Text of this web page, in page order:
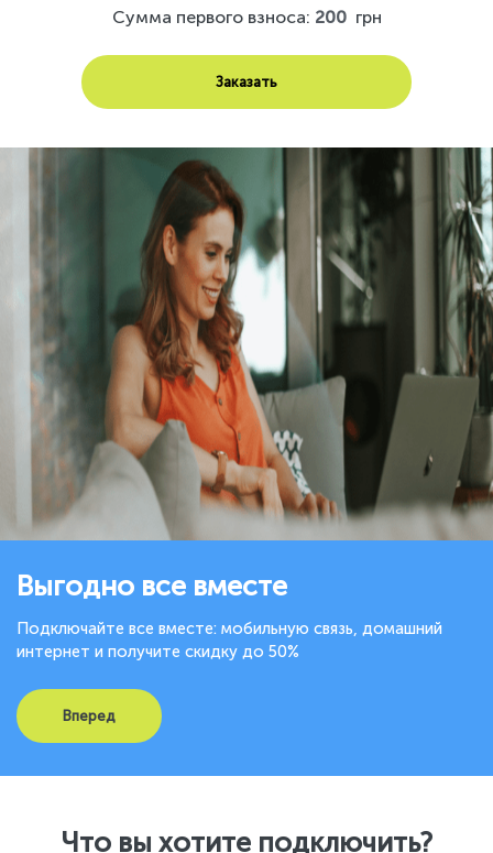
Сумма первого взноса: 200 грн
Выгодно все вместе
Подключайте все вместе: мобильную связь, домашний
интернет и получите скидку до 50%
Вперед
Что вы хотите подключить?